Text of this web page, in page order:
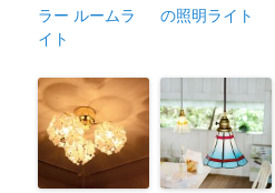
ラー ルームラ
イト
の照明ライト